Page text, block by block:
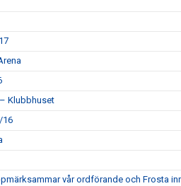
Klubbhuset
16
vår ordförande och Frosta